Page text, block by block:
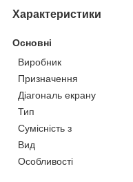
Характеристики
Основні
Виробник
Призначення
Діагональ екрану
Тип
Сумісність з
Вид
Особливості